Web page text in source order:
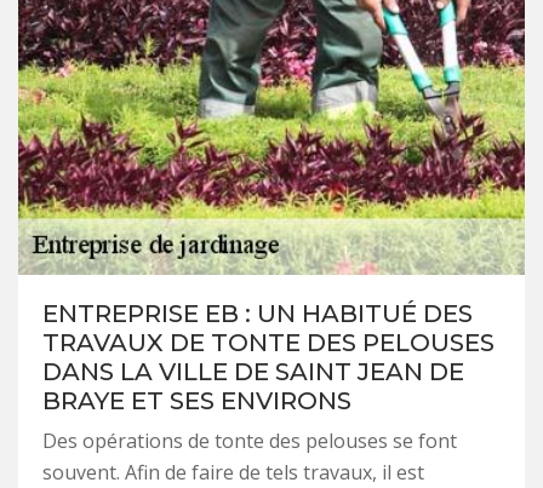
ENTREPRISE EB : UN HABITUÉ DES
TRAVAUX DE TONTE DES PELOUSES
DANS LA VILLE DE SAINT JEAN DE
BRAYE ET SES ENVIRONS
Des opérations de tonte des pelouses se font
souvent. Afin de faire de tels travaux, il est